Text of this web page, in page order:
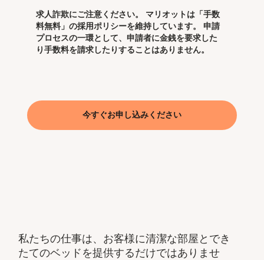
私たちの仕事は、お客様に清潔な部屋とでき
たてのベッドを提供するだけではありませ
求人詐欺にご注意ください。 マリオットは「手数
料無料」の採用ポリシーを維持しています。 申請
プロセスの一環として、申請者に金銭を要求した
り手数料を請求したりすることはありません。
今すぐお申し込みください